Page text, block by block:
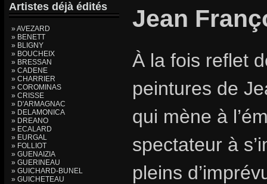
Artistes déjà édités
» AVEZARD
» BENETT
» BLIGNY
» BOUCHEIX
» BRESSAN
» CADENE
» CHARRIER
» COROMINAS
» CRISSE
» D'ARMAGNAC
» DELAMONICA
» DREANO
» ECALARD
» EURGAL
» FOLLIOT
» GUENAIZIA
» GUERINEAU
» GUICHARD-BUNEL
» GUICHETEAU
Jean
À la fois reflet
peintures de
qui mène à
spectateur à
pleins